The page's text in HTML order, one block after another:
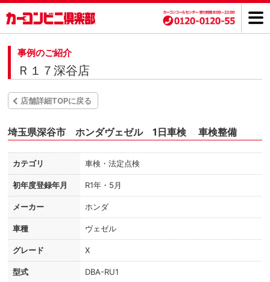
事例のご紹介
Ｒ１７深谷店
店舗詳細TOPに戻る
埼玉県深谷市 ホンダヴェゼル 1日車検 車検整備
カテゴリ 車検・法定点検
初年度登録年月 R1年・5月
メーカー ホンダ
車種 ヴェゼル
グレード X
型式 DBA-RU1